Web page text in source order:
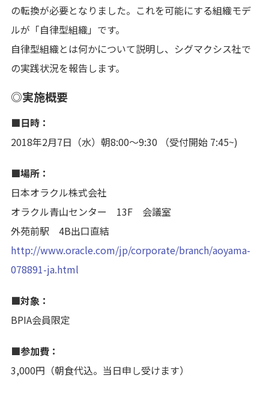
の転換が必要となりました。これを可能にする組織モデ
ルが「自律型組織」です。
自律型組織とは何かについて説明し、シグマクシス社で
の実践状況を報告します。
◎実施概要
■日時：
2018年2月7日（水）朝8:00〜9:30 （受付開始 7:45~)
■場所：
日本オラクル株式会社
オラクル青山センター 13F 会議室
外苑前駅 4B出口直結
http://www.oracle.com/jp/corporate/branch/aoyama-
078891-ja.html
■対象：
BPIA会員限定
■参加費：
3,000円（朝食代込。当日申し受けます）